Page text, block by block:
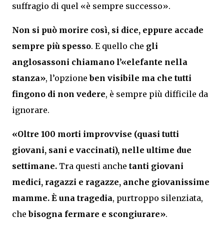
suffragio di quel «è sempre successo».
Non si può morire così, si dice, eppure accade
sempre più spesso. E quello che gli
anglosassoni chiamano l’«elefante nella
stanza», l’opzioneben visibile ma che tutti
fingono di non vedere, è sempre più difficile da
ignorare.
«Oltre 100 morti improvvise (quasi tutti
giovani, sani e vaccinati), nelle ultime due
settimane. Tra questi anche tanti giovani
medici, ragazzi e ragazze, anche giovanissime
mamme. È una tragedia, purtroppo silenziata,
che bisogna fermare e scongiurare».